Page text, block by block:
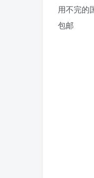
用不完的
包邮